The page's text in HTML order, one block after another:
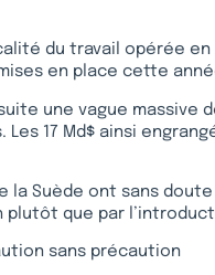
du travail opérée
en place cette
une vague
17 Md$ ainsi
la Suède ont sans
plutôt que par
sans précaution